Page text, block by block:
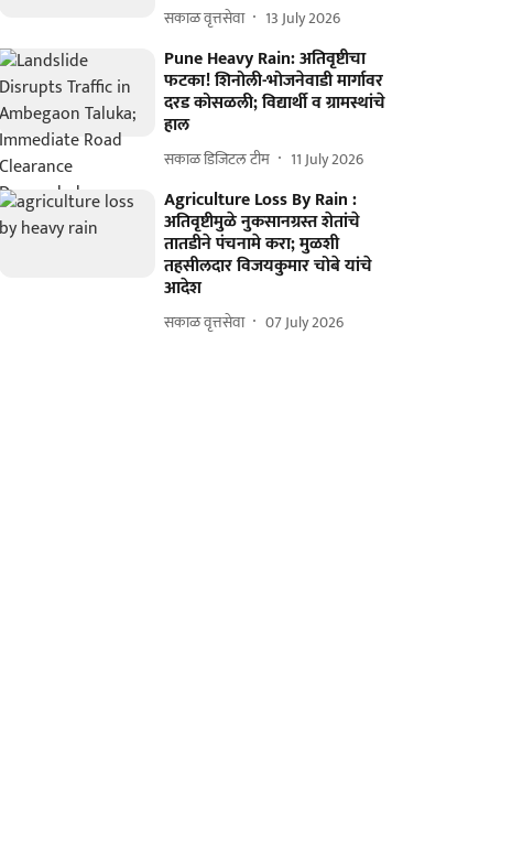
सकाळ वृत्तसेवा 13 July 2026
Pune Heavy Rain: अतिवृष्टीचा
फटका! शिनोली-भोजनेवाडी मार्गावर
दरड कोसळली; विद्यार्थी व ग्रामस्थांचे
हाल
सकाळ डिजिटल टीम 11 July 2026
Agriculture Loss By Rain :
अतिवृष्टीमुळे नुकसानग्रस्त शेतांचे
तातडीने पंचनामे करा; मुळशी
तहसीलदार विजयकुमार चोबे यांचे
आदेश
सकाळ वृत्तसेवा 07 July 2026